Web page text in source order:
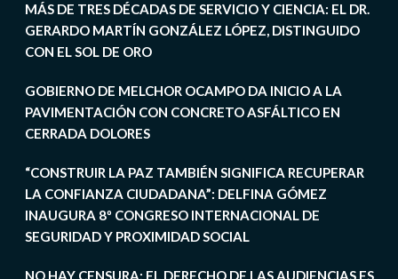
MÁS DE TRES DÉCADAS DE SERVICIO Y CIENCIA: EL DR.
GERARDO MARTÍN GONZÁLEZ LÓPEZ, DISTINGUIDO
CON EL SOL DE ORO
GOBIERNO DE MELCHOR OCAMPO DA INICIO A LA
PAVIMENTACIÓN CON CONCRETO ASFÁLTICO EN
CERRADA DOLORES
“CONSTRUIR LA PAZ TAMBIÉN SIGNIFICA RECUPERAR
LA CONFIANZA CIUDADANA”: DELFINA GÓMEZ
INAUGURA 8º CONGRESO INTERNACIONAL DE
SEGURIDAD Y PROXIMIDAD SOCIAL
NO HAY CENSURA; EL DERECHO DE LAS AUDIENCIAS ES